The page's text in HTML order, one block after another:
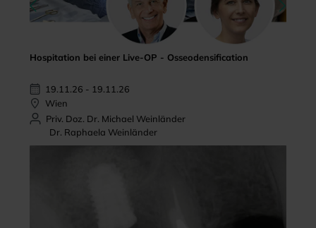
Hospitation bei einer Live-OP - Osseodensification
19.11.26 - 19.11.26
Wien
Priv. Doz. Dr. Michael Weinländer
Dr. Raphaela Weinländer